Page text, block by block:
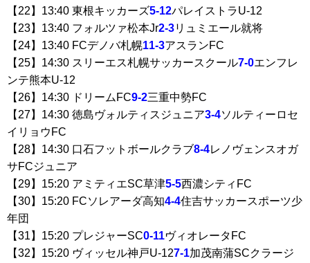
【22】13:40 東根キッカーズ5-12パレイストラU-12
【23】13:40 フォルツァ松本Jr2-3リュミエール就将
【24】13:40 FCデノバ札幌11-3アスランFC
【25】14:30 スリーエス札幌サッカースクール7-0エンフレ
ンテ熊本U-12
【26】14:30 ドリームFC9-2三重中勢FC
【27】14:30 徳島ヴォルティスジュニア3-4ソルティーロセ
イリョウFC
【28】14:30 口石フットボールクラブ8-4レノヴェンスオガ
サFCジュニア
【29】15:20 アミティエSC草津5-5西濃シティFC
【30】15:20 FCソレアーダ高知4-4住吉サッカースポーツ少
年団
【31】15:20 プレジャーSC0-11ヴィオレータFC
【32】15:20 ヴィッセル神戸U-127-1加茂南蒲SCクラージ